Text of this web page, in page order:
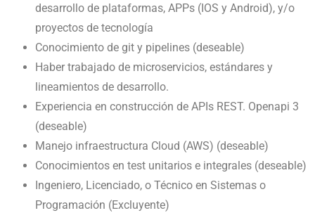
desarrollo de plataformas, APPs (IOS y Android), y/o
proyectos de tecnología
Conocimiento de git y pipelines (deseable)
Haber trabajado de microservicios, estándares y
lineamientos de desarrollo.
Experiencia en construcción de APIs REST. Openapi 3
(deseable)
Manejo infraestructura Cloud (AWS) (deseable)
Conocimientos en test unitarios e integrales (deseable)
Ingeniero, Licenciado, o Técnico en Sistemas o
Programación (Excluyente)